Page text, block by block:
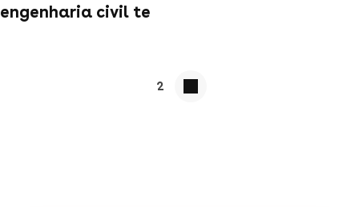
engenharia civil te
2